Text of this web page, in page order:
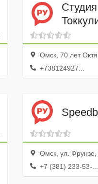
Омск, 70 лет
+738124927...
Омск, ул. Фрунзе,
+7 (381) 233-53-...